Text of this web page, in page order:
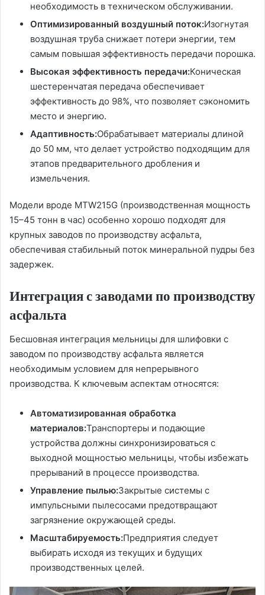
необходимость в техническом обслуживании.
Оптимизированный воздушный поток:Изогнутая
воздушная труба снижает потери энергии, тем
самым повышая эффективность передачи порошка.
Высокая эффективность передачи:Коническая
шестеренчатая передача обеспечивает
эффективность до 98%, что позволяет сэкономить
место и энергию.
Адаптивность:Обрабатывает материалы длиной
до 50 мм, что делает устройство подходящим для
этапов предварительного дробления и
измельчения.
Модели вроде MTW215G (производственная мощность
15–45 тонн в час) особенно хорошо подходят для
крупных заводов по производству асфальта,
обеспечивая стабильный поток минеральной пудры без
задержек.
Интеграция с заводами по производству
асфальта
Бесшовная интеграция мельницы для шлифовки с
заводом по производству асфальта является
необходимым условием для непрерывного
производства. К ключевым аспектам относятся:
Автоматизированная обработка
материалов:Транспортеры и подающие
устройства должны синхронизироваться с
выходной мощностью мельницы, чтобы избежать
прерываний в процессе производства.
Управление пылью:Закрытые системы с
импульсными пылесосами предотвращают
загрязнение окружающей среды.
Масштабируемость:Предприятия следует
выбирать исходя из текущих и будущих
производственных целей.